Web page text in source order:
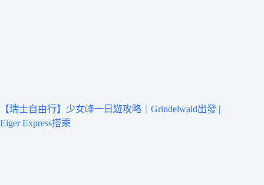
【瑞士自由行】少女峰一日遊攻略｜Grindelwald出發 |
Eiger Express搭乘